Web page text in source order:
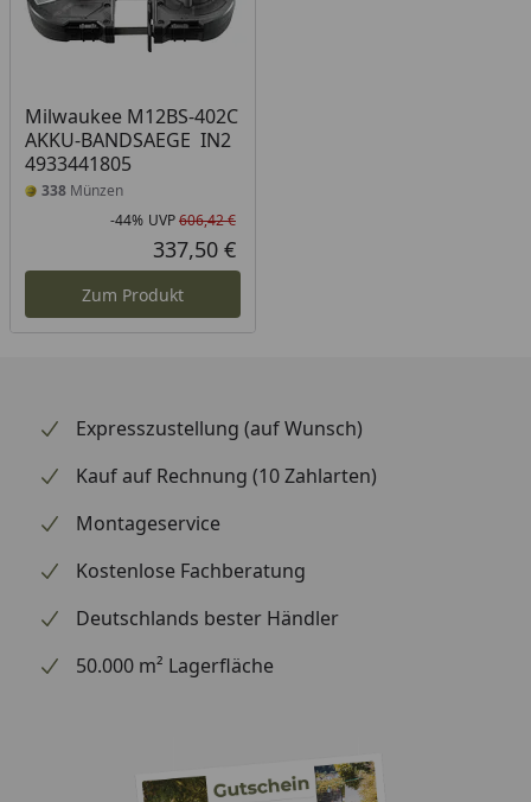
Milwaukee M12BS-402C
AKKU-BANDSAEGE IN2
4933441805
338 Münzen
Rabatt in Prozent
-44%
Ursprünglicher Preis
UVP606,42 €
Aktueller Preis
337,50 €
Zum Produkt
Expresszustellung (auf Wunsch)
Kauf auf Rechnung (10 Zahlarten)
Montageservice
Kostenlose Fachberatung
Deutschlands bester Händler
50.000 m² Lagerfläche